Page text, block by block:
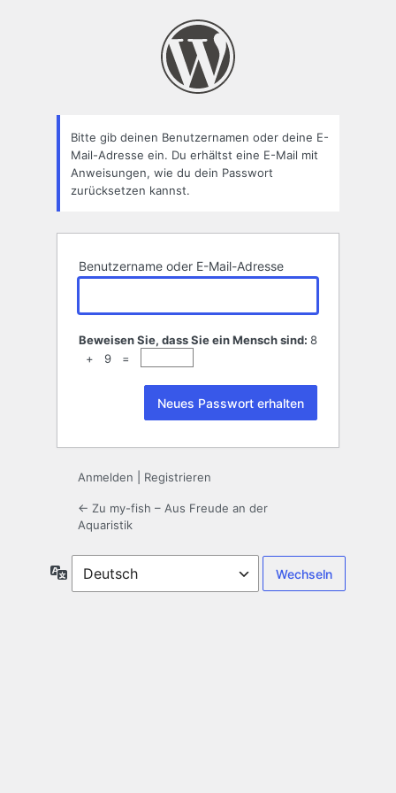
Bitte gib deinen Benutzernamen oder deine E-
Mail-Adresse ein. Du erhältst eine E-Mail mit
Anweisungen, wie du dein Passwort
zurücksetzen kannst.
Benutzername oder E-Mail-Adresse
Beweisen Sie, dass Sie ein Mensch sind: 8
+ 9 =
Anmelden Registrieren
← Zu my-fish – Aus Freude an der
Aquaristik
Sprache